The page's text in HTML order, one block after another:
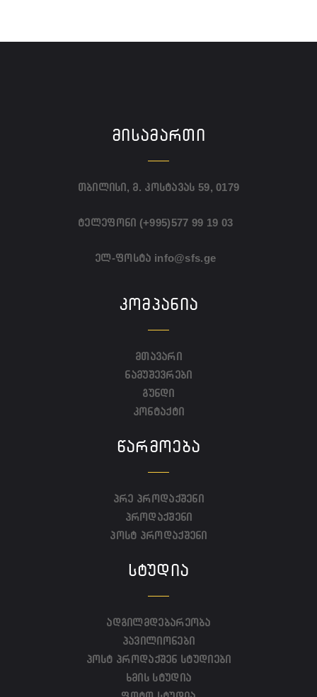
ᲛᲘᲡᲐᲛᲐᲠᲗᲘ
თბილისი, მ. კოსტავას 59, 0179
ტელეფონი (+995)577 99 19 03
ელ-ფოსტა info@sfs.ge
ᲙᲝᲛᲞᲐᲜᲘᲐ
მთავარი
ნამუშევრები
გუნდი
კონტაქტი
ᲬᲐᲠᲛᲝᲔᲑᲐ
პრე პროდაქშენი
პროდაქშენი
პოსტ პროდაქშენი
ᲡᲢᲣᲓᲘᲐ
ადგილმდებარეობა
პავილიონები
პოსტ პროდაქშენ სტუდიები
ხმის სტუდია